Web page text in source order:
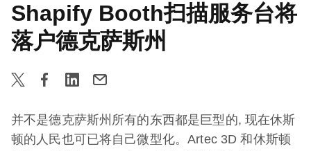
Shapify Booth扫描服务台将
落户德克萨斯州
并不是德克萨斯州所有的东西都是巨型的, 现在休斯
顿的人民也可已将自己微型化。Artec 3D 和休斯顿